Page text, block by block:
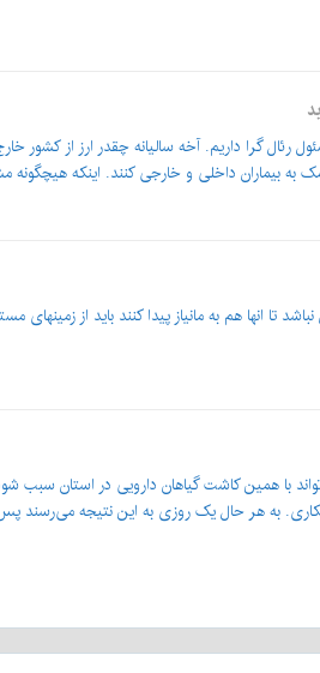
رئال گرا داریم. آخه سالیانه چقدر ارز از
به بیماران داخلی و خارجی کنند. اینکه
تا انها هم به مانیاز پیدا کنند باید از
با همین کاشت گیاهان دارویی در استان سبب
به هر حال یک روزی به این نتیجه می‌رسند